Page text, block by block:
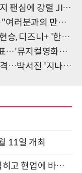
심에 강렬 JIKJIN'
남이 영원한 기적"
연확정…올 하반기 공개
화급 봄 감성' 기대
서진 '지나야' 공개
11일 개최
단 하루, 이론과 실습으로 하네스를 익히고 현업에 바로 쓰는 핸즈온 워크숍 (8/20)